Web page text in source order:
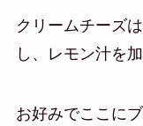
クリームチーズ
し、レモン汁を
お好みでここに